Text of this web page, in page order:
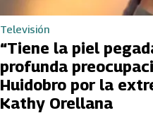
Televisión
“Tiene la piel
profunda
Huidobro por la
Kathy Orellana